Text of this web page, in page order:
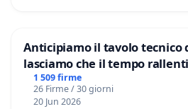
Anticipiamo il tavolo tecnico
lasciamo che il tempo
Domenico Racanati
1 509 firme
26 Firme / 30 giorni
20 Jun 2026